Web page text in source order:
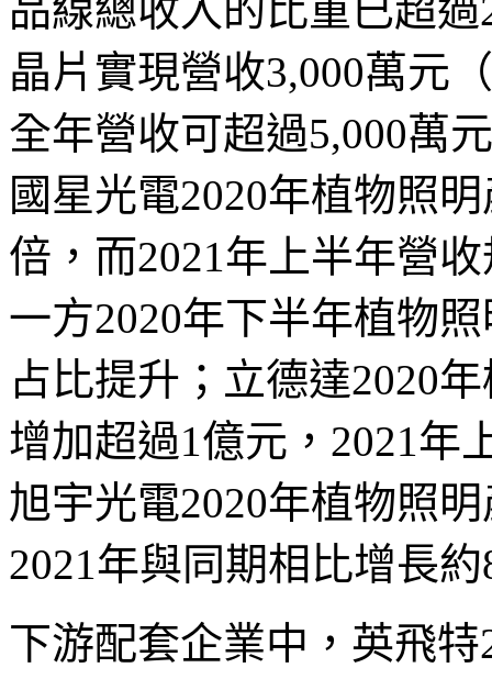
品線總收入的比重已超
晶片實現營收3,000萬元
全年營收可超過5,000萬
國星光電2020年植物照
倍，而2021年上半年營
一方2020年下半年植物
占比提升；立德達2020
增加超過1億元，2021年
旭宇光電2020年植物照
2021年與同期相比增長約
下游配套企業中，英飛